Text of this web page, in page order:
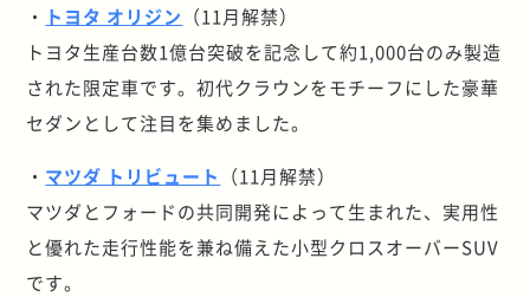
・ トヨタ オリジン （11月解禁）
トヨタ生産台数1億台突破を記念して約1,000台のみ製造
された限定車です。初代クラウンをモチーフにした豪華
セダンとして注目を集めました。
・ マツダ トリビュート
（11月解禁）
マツダとフォードの共同開発によって生まれた、実用性
と優れた走行性能を兼ね備えた小型クロスオーバーSUV
です。